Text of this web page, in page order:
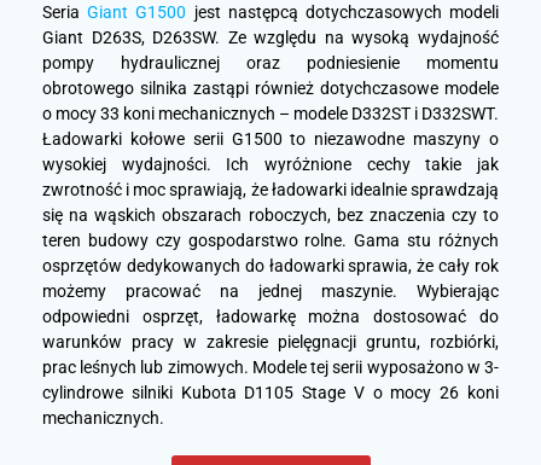
SeriaGiant G1500 jest następcą dotychczasowych modeli
Giant D263S, D263SW. Ze względu na wysoką wydajność
pompy hydraulicznej oraz podniesienie momentu
obrotowego silnika zastąpi również dotychczasowe modele
o mocy 33 koni mechanicznych – modele D332ST i D332SWT.
Ładowarki kołowe serii G1500 to niezawodne maszyny o
wysokiej wydajności. Ich wyróżnione cechy takie jak
zwrotność i moc sprawiają, że ładowarki idealnie sprawdzają
się na wąskich obszarach roboczych, bez znaczenia czy to
teren budowy czy gospodarstwo rolne. Gama stu różnych
osprzętów dedykowanych do ładowarki sprawia, że cały rok
możemy pracować na jednej maszynie. Wybierając
odpowiedni osprzęt, ładowarkę można dostosować do
warunków pracy w zakresie pielęgnacji gruntu, rozbiórki,
prac leśnych lub zimowych. Modele tej serii wyposażono w 3-
cylindrowe silniki Kubota D1105 Stage V o mocy 26 koni
mechanicznych.